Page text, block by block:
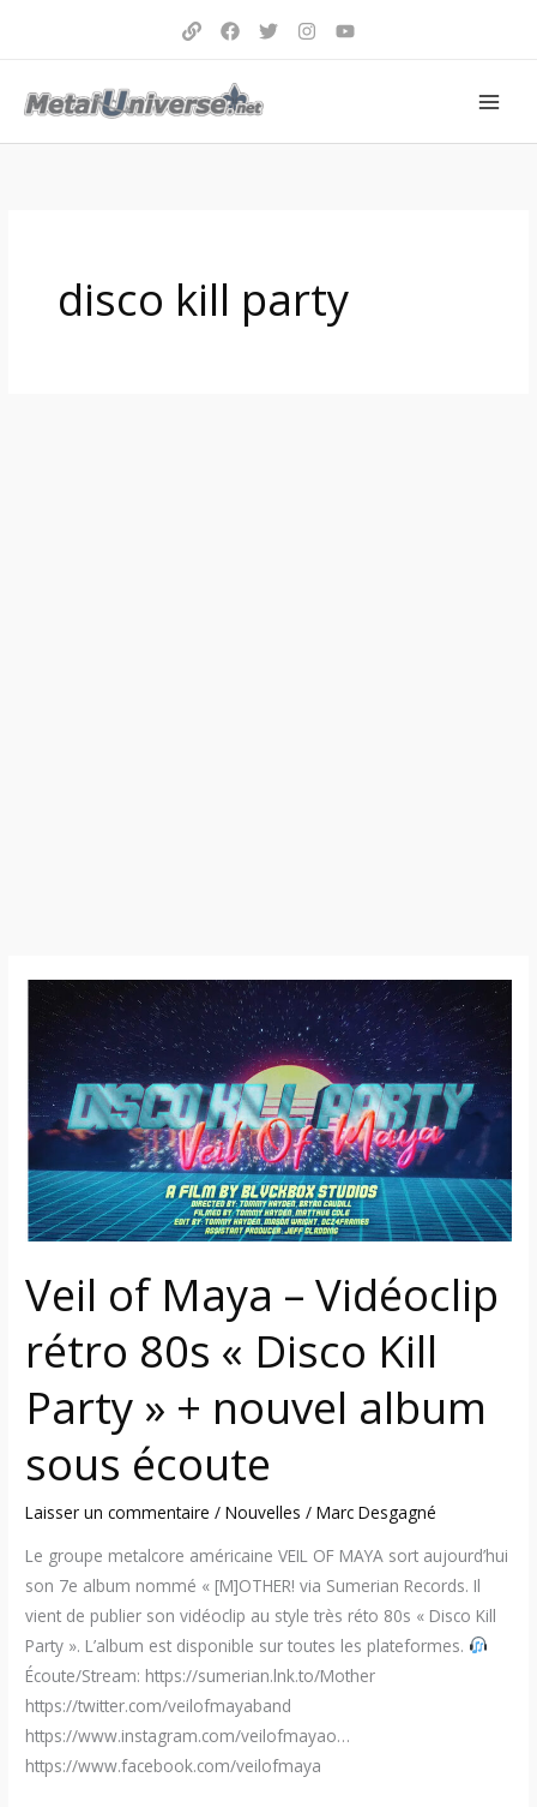
disco kill party
Veil of Maya – Vidéoclip
rétro 80s « Disco Kill
Party » + nouvel album
sous écoute
Laisser un commentaire /Nouvelles /Marc Desgagné
Le groupe metalcore américaine VEIL OF MAYA sort aujourd’hui
son 7e album nommé « [M]OTHER! via Sumerian Records. Il
vient de publier son vidéoclip au style très réto 80s « Disco Kill
Party ». L’album est disponible sur toutes les plateformes.
Écoute/Stream: https://sumerian.lnk.to/Mother
https://twitter.com/veilofmayaband
https://www.instagram.com/veilofmayao…
https://www.facebook.com/veilofmaya
Veil
Maya
–
Vidéoclip
rétro
80s
« Disco
Kill
+
album
écoute